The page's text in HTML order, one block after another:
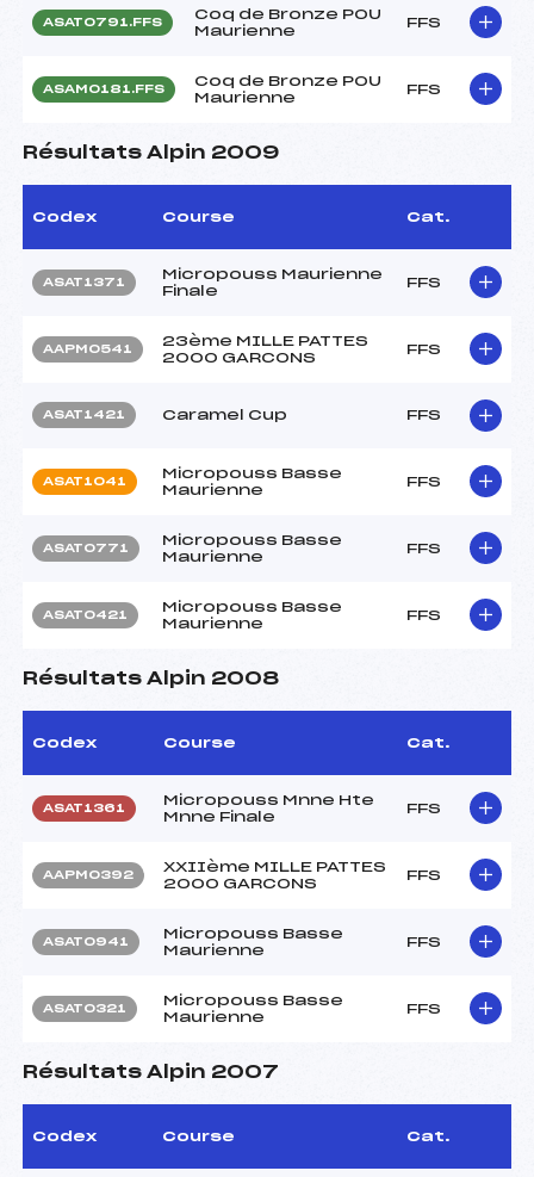
ASAT0791.FFS
Coq de Bronze POU
Maurienne
FFS
ASAM0181.FFS
Coq de Bronze POU
Maurienne
FFS
Résultats Alpin 2009
Codex Course Cat.
ASAT1371
Micropouss Maurienne
Finale
FFS
AAPM0541
23ème MILLE PATTES
2000 GARCONS
FFS
ASAT1421 Caramel Cup FFS
ASAT1041
Micropouss Basse
Maurienne
FFS
ASAT0771
Micropouss Basse
Maurienne
FFS
ASAT0421
Micropouss Basse
Maurienne
FFS
Résultats Alpin 2008
Codex Course Cat.
ASAT1361
Micropouss Mnne Hte
Mnne Finale
FFS
AAPM0392
XXIIème MILLE PATTES
2000 GARCONS
FFS
ASAT0941
Micropouss Basse
Maurienne
FFS
ASAT0321
Micropouss Basse
Maurienne
FFS
Résultats Alpin 2007
Codex Course Cat.